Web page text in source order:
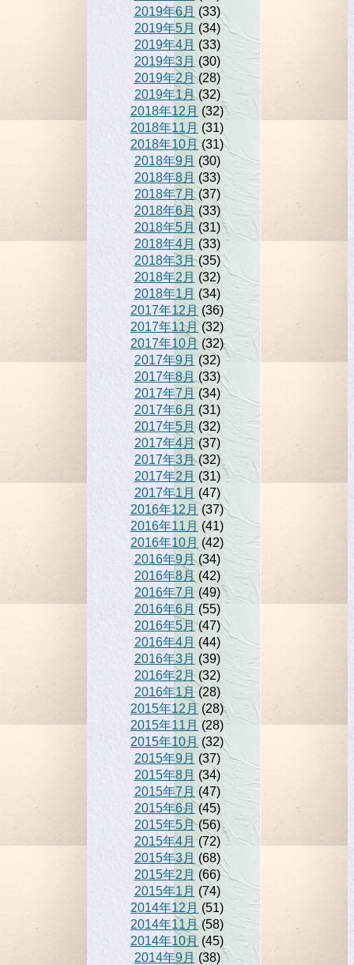
2019年6月 (33)
2019年5月 (34)
2019年4月 (33)
2019年3月 (30)
2019年2月(28)
2019年1月(32)
2018年12月 (32)
2018年11月 (31)
2018年10月 (31)
2018年9月 (30)
2018年8月 (33)
2018年7月(37)
2018年6月(33)
2018年5月 (31)
2018年4月(33)
2018年3月(35)
2018年2月 (32)
2018年1月 (34)
2017年12月(36)
2017年11月(32)
2017年10月 (32)
2017年9月(32)
2017年8月 (33)
2017年7月 (34)
2017年6月 (31)
2017年5月 (32)
2017年4月(37)
2017年3月(32)
2017年2月 (31)
2017年1月 (47)
2016年12月 (37)
2016年11月 (41)
2016年10月 (42)
2016年9月(34)
2016年8月(42)
2016年7月 (49)
2016年6月 (55)
2016年5月(47)
2016年4月 (44)
2016年3月 (39)
2016年2月(32)
2016年1月(28)
2015年12月 (28)
2015年11月 (28)
2015年10月 (32)
2015年9月 (37)
2015年8月 (34)
2015年7月 (47)
2015年6月(45)
2015年5月(56)
2015年4月(72)
2015年3月 (68)
2015年2月 (66)
2015年1月 (74)
2014年12月 (51)
2014年11月(58)
2014年10月 (45)
2014年9月 (38)